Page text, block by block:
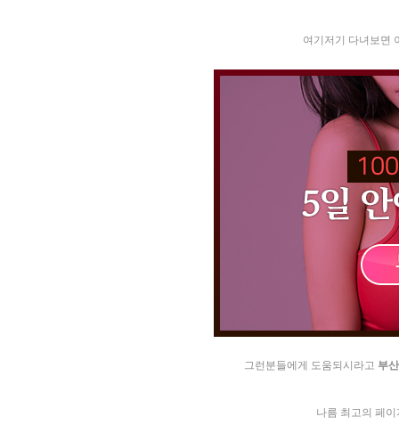
여기저기 다녀보면
그런분들에게 도움되시라고 부­
나름 최고의 페